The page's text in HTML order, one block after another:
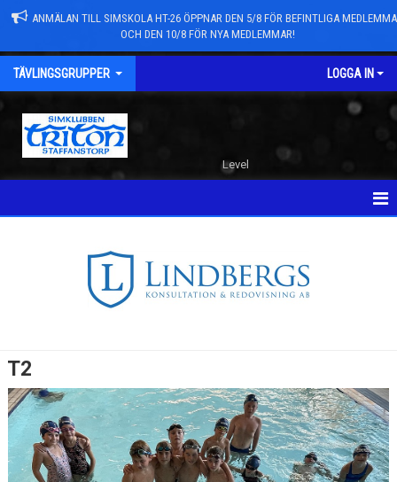
ANMÄLAN TILL SIMSKOLA HT-26 ÖPPNAR DEN 5/8 FÖR BEFINTLIGA
OCH DEN 10/8 FÖR NYA MEDLEMMAR!
TÄVLINGSGRUPPER LOGGA IN
Level
T5
T4
T2